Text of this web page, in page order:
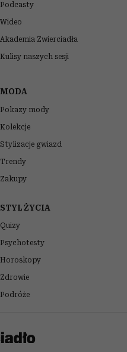
Podcasty
Wideo
Akademia Zwierciadła
Kulisy naszych sesji
MODA
Pokazy mody
Kolekcje
Stylizacje gwiazd
Trendy
Zakupy
STYL ŻYCIA
Quizy
Psychotesty
Horoskopy
Zdrowie
Podróże